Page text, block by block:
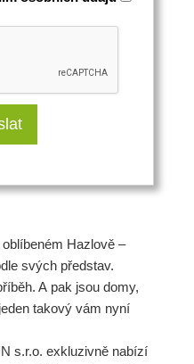
Hazlově –
svých představ.
A pak jsou domy,
takový vám nyní
s.r.o. exkluzivně nabízí